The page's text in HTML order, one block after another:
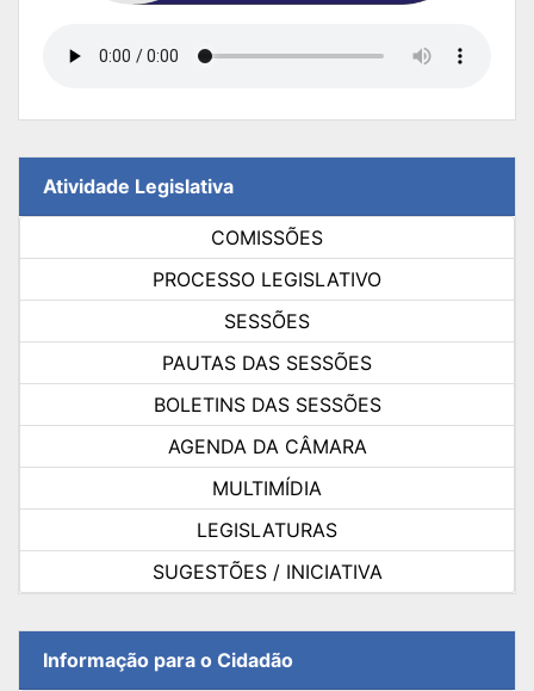
Atividade Legislativa
COMISSÕES
PROCESSO LEGISLATIVO
SESSÕES
PAUTAS DAS SESSÕES
BOLETINS DAS SESSÕES
AGENDA DA CÂMARA
MULTIMÍDIA
LEGISLATURAS
SUGESTÕES / INICIATIVA
Informação para o Cidadão